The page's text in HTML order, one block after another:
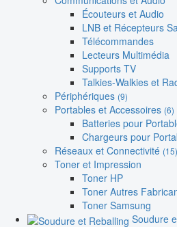
Écouteurs et Audio
LNB et Récepteurs
Télécommandes
Lecteurs Multimédia
Supports TV
Talkies-Walkies et
Périphériques (9)
Portables et Accessoires (6)
Batteries pour
Chargeurs pour
Réseaux et Connectivité (15)
Toner et Impression
Toner HP
Toner Autres
Toner Samsung
Soudure